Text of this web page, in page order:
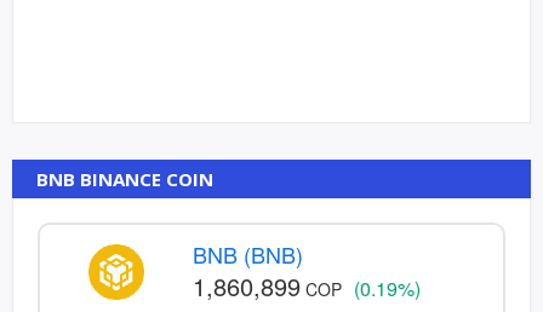
BNB BINANCE COIN
BNB (BNB)
1,860,899 COP (0.19%)